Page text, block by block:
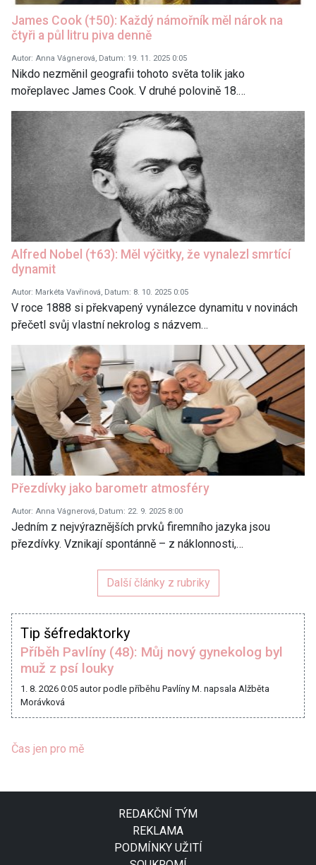
James Cook (†50): Každý námořník měl nárok na
čtyři a půl litru piva denně
Autor: Anna Vágnerová, Datum: 19. 11. 2025 0:05
Nikdo nezměnil geografii tohoto světa tolik jako
mořeplavec James Cook. V druhé polovině 18.…
Alfred Nobel (†63): Měl výčitky, že vynalezl smrtící
dynamit
Autor: Markéta Vavřinová, Datum: 8. 10. 2025 0:05
V roce 1888 si překvapený vynálezce dynamitu v novinách
přečetl svůj vlastní nekrolog s názvem…
Přezdívky jako barometr atmosféry
Autor: Anna Vágnerová, Datum: 22. 9. 2025 8:00
Jedním z nejvýraznějších prvků firemního jazyka jsou
přezdívky. Vznikají spontánně – z náklonnosti,…
Další články z rubriky
Tip šéfredaktorky
Příběh Pavlíny (48): Můj nový gynekolog byl
muž z psí louky
1. 8. 2026 0:05 autor podle příběhu Pavlíny M. napsala Alžběta
Morávková
Čas jen pro mě
REDAKČNÍ TÝM
REKLAMA
PODMÍNKY UŽITÍ